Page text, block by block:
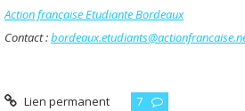
Action française Etudiante Bordeaux
Contact :
Lien permanent 7